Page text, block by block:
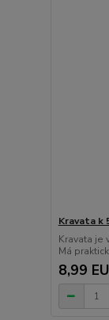
Kravata k
Kravata je
Má
8,99